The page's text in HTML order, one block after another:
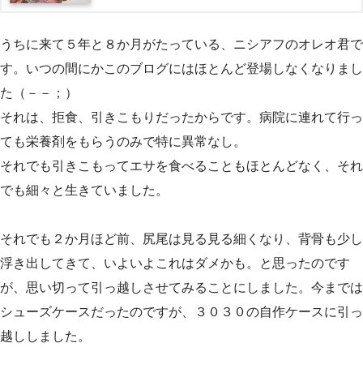
うちに来て５年と８か月がたっている、ニシアフのオレオ君で
す。いつの間にかこのブログにはほとんど登場しなくなりまし
た（－－；）
それは、拒食、引きこもりだったからです。病院に連れて行っ
ても栄養剤をもらうのみで特に異常なし。
それでも引きこもってエサを食べることもほとんどなく、それ
でも細々と生きていました。
それでも２か月ほど前、尻尾は見る見る細くなり、背骨も少し
浮き出してきて、いよいよこれはダメかも。と思ったのです
が、思い切って引っ越しさせてみることにしました。今までは
シューズケースだったのですが、３０３０の自作ケースに引っ
越ししました。